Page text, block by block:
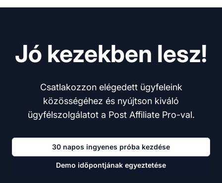
Jó kezekben lesz!
Csatlakozzon elégedett ügyfeleink
közösségéhez és nyújtson kiváló
ügyfélszolgálatot a Post Affiliate Pro-val.
30 napos ingyenes próba kezdése
Demo időpontjának egyeztetése